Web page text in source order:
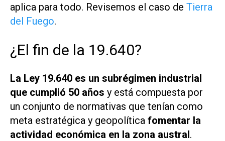
aplica para todo. Revisemos el caso de Tierra
del Fuego.
¿El fin de la 19.640?
La Ley 19.640 es un subrégimen industrial
que cumplió 50 años y está compuesta por
un conjunto de normativas que tenían como
meta estratégica y geopolítica fomentar la
actividad económica en la zona austral.